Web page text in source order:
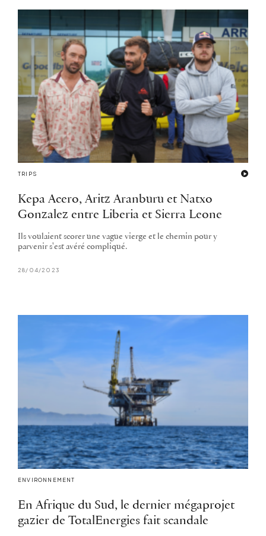
TRIPS
Kepa Acero, Aritz Aranburu et Natxo
Gonzalez entre Liberia et Sierra Leone
Ils voulaient scorer une vague vierge et le chemin pour y
parvenir s'est avéré compliqué.
28/04/2023
ENVIRONNEMENT
En Afrique du Sud, le dernier mégaprojet
gazier de TotalEnergies fait scandale